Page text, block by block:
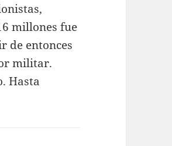
millones fue
de entonces
militar.
Hasta